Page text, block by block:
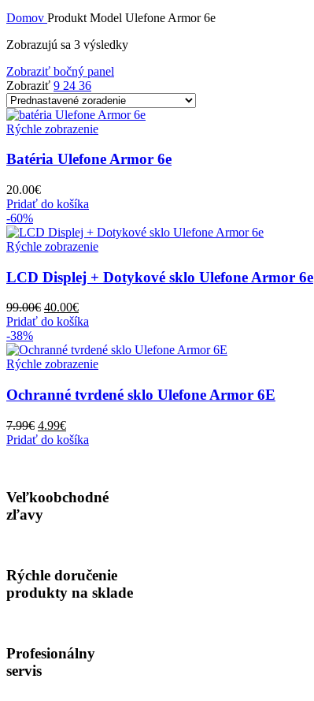
Domov Produkt Model Ulefone Armor 6e
Zobrazujú sa 3 výsledky
Zobraziť bočný panel
Zobraziť 9 24 36
Rýchle zobrazenie
Batéria Ulefone Armor 6e
20.00€
Pridať do košíka
-60%
Rýchle zobrazenie
LCD Displej + Dotykové sklo Ulefone Armor 6e
99.00€ Pôvodná
cena
99.00€.
40.00€Aktuálna
cena
40.00€.
Pridať do košíka
-38%
Rýchle zobrazenie
Ochranné tvrdené sklo Ulefone Armor 6E
7.99€ Pôvodná
cena
4.99€Aktuálna
cena
Pridať do košíka
Veľkoobchodné
zľavy
Rýchle doručenie
produkty na sklade
Profesionálny
servis